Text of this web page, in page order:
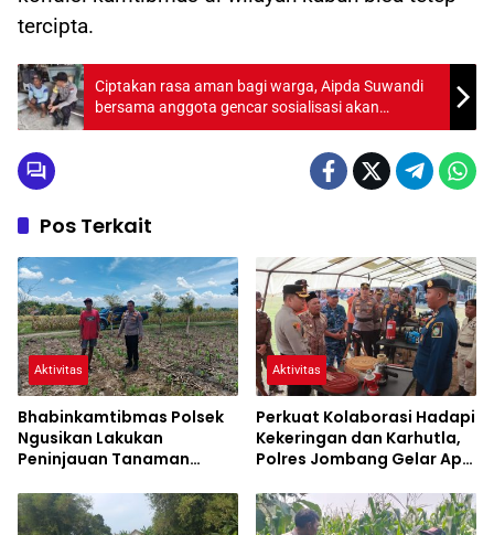
tercipta.
Ciptakan rasa aman bagi warga, Aipda Suwandi
bersama anggota gencar sosialisasi akan
waspada curanmor di desa desa
Pos Terkait
Aktivitas
Bhabinkamtibmas Polsek
Ngusikan Lakukan
Peninjauan Tanaman
Mendukung Ketahanan
Pangan
Aktivitas
Perkuat Kolaborasi Hadapi
Kekeringan dan Karhutla,
Polres Jombang Gelar Apel